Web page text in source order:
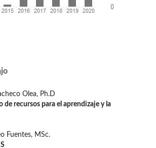
Olea, Ph.D
de recursos para el aprendizaje y la
Fuentes, MSc.